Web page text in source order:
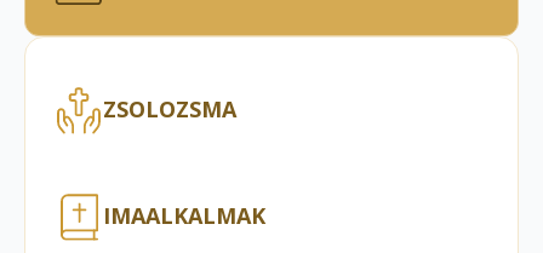
ZSOLOZSMA
IMAALKALMAK